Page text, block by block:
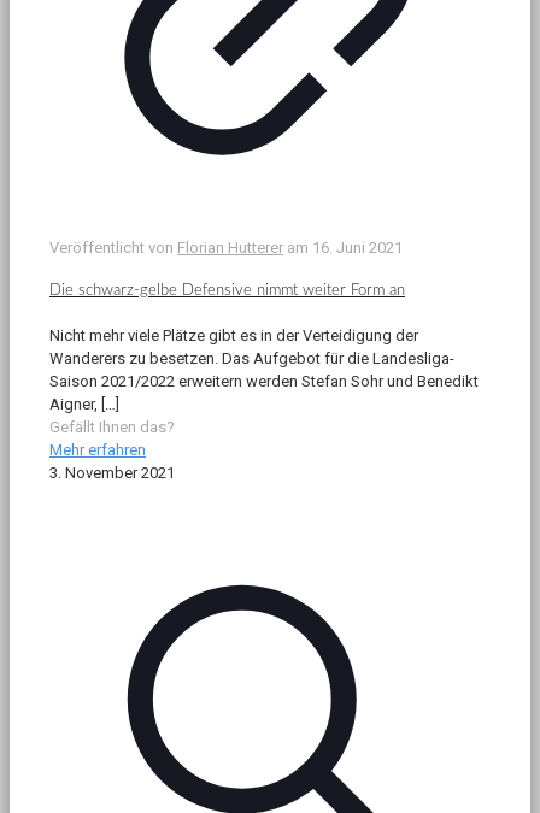
Veröffentlicht von Florian Hutterer am 16. Juni 2021
Die schwarz-gelbe Defensive nimmt weiter Form an
Nicht mehr viele Plätze gibt es in der Verteidigung der
Wanderers zu besetzen. Das Aufgebot für die Landesliga-
Saison 2021/2022 erweitern werden Stefan Sohr und Benedikt
Aigner, […]
Gefällt Ihnen das?
Mehr erfahren
3. November 2021